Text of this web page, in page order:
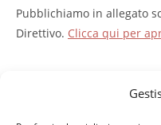
Pubblichiamo in allegato
Direttivo. Clicca qui per